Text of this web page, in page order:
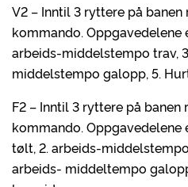
V2 – Inntil 3 ryttere på banen
kommando. Oppgavedelene
arbeids-middelstempo trav,
middelstempo galopp, 5.
F2 – Inntil 3 ryttere på banen
kommando. Oppgavedelene
tølt, 2. arbeids-
arbeids- middeltempo